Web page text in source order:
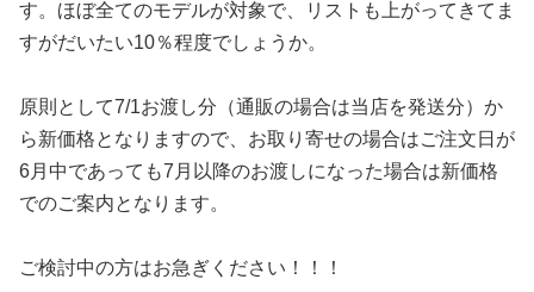
す。ほぼ全てのモデルが対象で、リストも上がってきてま
すがだいたい10％程度でしょうか。
原則として7/1お渡し分（通販の場合は当店を発送分）か
ら新価格となりますので、お取り寄せの場合はご注文日が
6月中であっても7月以降のお渡しになった場合は新価格
でのご案内となります。
ご検討中の方はお急ぎください！！！